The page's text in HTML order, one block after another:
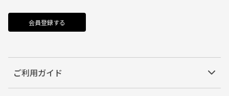
会員登録する
ご利用ガイド